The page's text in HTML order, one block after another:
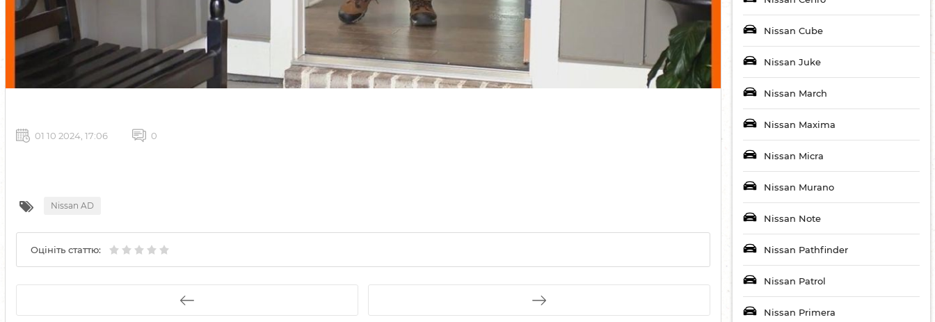
Nissan Cube
Nissan Juke
Nissan March
Nissan Maxima
Nissan Micra
Nissan Murano
Nissan Note
Nissan Pathfinder
Nissan Patrol
Nissan Primera
01 10 2024, 17:06 0
Nissan AD
Оцініть статтю: